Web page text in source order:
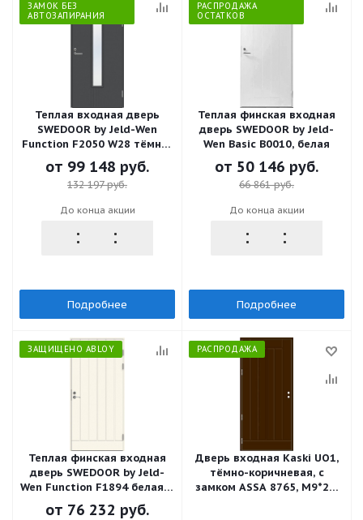
ЗАМОК БЕЗ
АВТОЗАПИРАНИЯ
Теплая входная дверь
SWEDOOR by Jeld-Wen
Function F2050 W28 тёмно-
серая (цвет RR23), М9*21,
левая с замком ASSA 565
от 99 148 руб.
132 197 руб.
До конца акции
Подробнее
РАСПРОДАЖА
ОСТАТКОВ
Теплая финская входная
дверь SWEDOOR by Jeld-
Wen Basic B0010, белая
от 50 146 руб.
66 861 руб.
До конца акции
Подробнее
ЗАЩИЩЕНО ABLOY
Теплая финская входная
дверь SWEDOOR by Jeld-
Wen Function F1894 белая, с
замком ABLOY LC102
от 76 232 руб.
РАСПРОДАЖА
Дверь входная Kaski UO1,
тёмно-коричневая, с
замком ASSA 8765, М9*21,